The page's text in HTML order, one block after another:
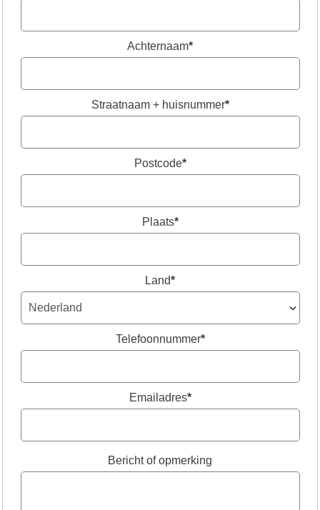
Achternaam*
Straatnaam + huisnummer*
Postcode*
Plaats*
Land*
Telefoonnummer*
Emailadres*
Bericht of opmerking